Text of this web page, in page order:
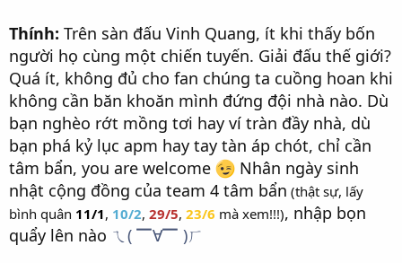
Thính: Trên sàn đấu Vinh Quang, ít khi thấy bốn
người họ cùng một chiến tuyến. Giải đấu thế giới?
Quá ít, không đủ cho fan chúng ta cuồng hoan khi
không cần băn khoăn mình đứng đội nhà nào. Dù
bạn nghèo rớt mồng tơi hay ví tràn đầy nhà, dù
bạn phá kỷ lục apm hay tay tàn áp chót, chỉ cần
tâm bẩn, you are welcome
Nhân ngày sinh
nhật cộng đồng của team 4 tâm bẩn (thật sự, lấy
bình quân 11/1, 10/2, 29/5, 23/6 mà xem!!!), nhập bọn
quẩy lên nào ㄟ( ▔∀▔ )ㄏ